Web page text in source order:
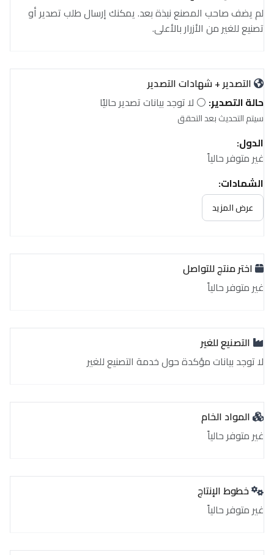
لم يضف صاحب المصنع نبذة بعد. يمكنك إرسال طلب تصدير أو
تصنيع للغير من الأزرار بالأعلى.
التصدير + شهادات التصدير
حالة التصدير: ⚪ لا توجد بيانات تصدير حاليًا
سيتم التحديث بعد التحقق
الدول:
غير متوفر حالياً
الشهادات:
غير متوفر حالياً
عرض المزيد
اختر منتج للتواصل
غير متوفر حالياً
التصنيع للغير
لا توجد بيانات مؤكدة حول خدمة التصنيع للغير
المواد الخام
غير متوفر حالياً
خطوط الإنتاج
غير متوفر حالياً